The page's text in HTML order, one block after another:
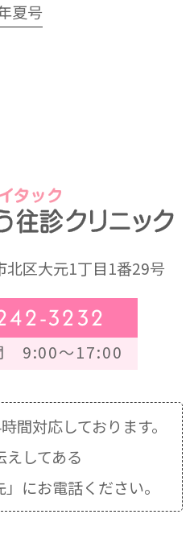
夏号
区大元1丁目1番29号
3232
9:00～17:00
間対応しております。
えしてある
」にお電話ください。